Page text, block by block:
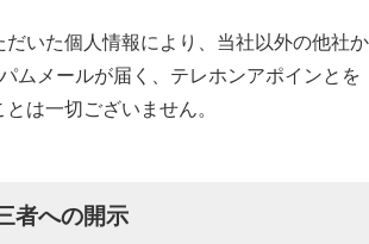
いた個人情報により、当社以外の他社か
ムメールが届く、テレホンアポインとを
は一切ございません。
者への開示